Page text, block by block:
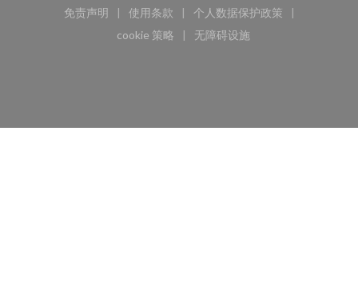
免责声明
((在新窗口中打开))
使用条款
((在新窗口中打开))
个人数据保护政策
((在新窗口中打开))
cookie 策略
((在新窗口中打开))
无障碍设施
((在新窗口中打开))